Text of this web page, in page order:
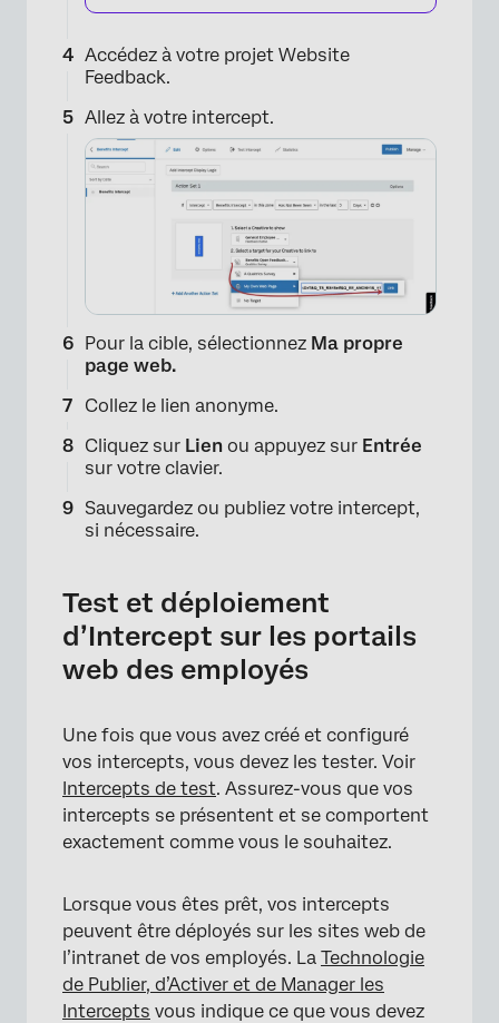
Accédez à votre projet Website
Feedback.
Allez à votre intercept.
Pour la cible, sélectionnez Ma propre
page web.
Collez le lien anonyme.
Cliquez sur Lien ou appuyez sur Entrée
sur votre clavier.
Sauvegardez ou publiez votre intercept,
si nécessaire.
Test et déploiement
d’Intercept sur les portails
web des employés
Une fois que vous avez créé et configuré
vos intercepts, vous devez les tester. Voir
Intercepts de test. Assurez-vous que vos
intercepts se présentent et se comportent
exactement comme vous le souhaitez.
Lorsque vous êtes prêt, vos intercepts
peuvent être déployés sur les sites web de
l’intranet de vos employés. La Technologie
de Publier, d’Activer et de Manager les
Intercepts vous indique ce que vous devez